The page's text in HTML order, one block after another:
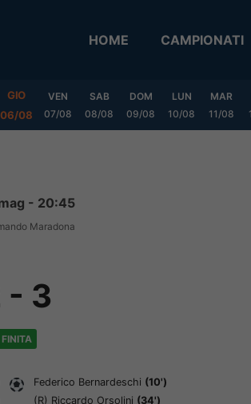
HOME CAMPIONATI
GIO
06/08
VEN
07/08
SAB
08/08
DOM
09/08
LUN
10/08
MAR
11/08
- 20:45
Maradona
- 3
FINITA
Federico Bernardeschi (10')
(R) Riccardo Orsolini (34')